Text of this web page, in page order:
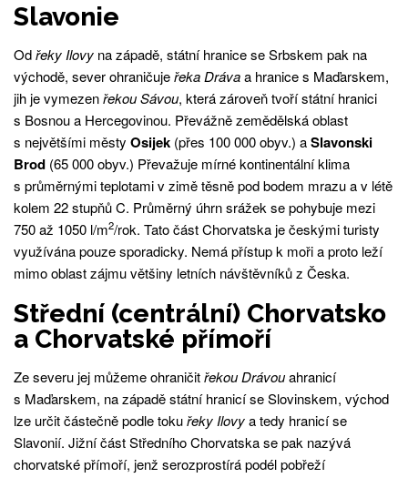
Slavonie
Odřeky Ilovy na západě, státní hranice se Srbskem pak na
východě, sever ohraničujeřeka Drávaa hranice s Maďarskem,
jih je vymezenřekou Sávou, která zároveň tvoří státní hranici
s Bosnou a Hercegovinou. Převážně zemědělská oblast
s největšími městy Osijek (přes 100 000 obyv.) aSlavonski
Brod (65 000 obyv.) Převažuje mírné kontinentální klima
s průměrnými teplotami v zimě těsně pod bodem mrazu a v létě
kolem 22 stupňů C. Průměrný úhrn srážek se pohybuje mezi
750 až 1050 l/m2/rok. Tato část Chorvatska je českými turisty
využívána pouze sporadicky. Nemá přístup k moři a proto leží
mimo oblast zájmu většiny letních návštěvníků z Česka.
Střední (centrální) Chorvatsko
a Chorvatské přímoří
Ze severu jej můžeme ohraničitřekou Drávouahranicí
s Maďarskem, na západě státní hranicí se Slovinskem, východ
lze určit částečně podle tokuřeky Ilovya tedy hranicí se
Slavonií. Jižní část Středního Chorvatska se pak nazývá
chorvatské přímoří, jenž serozprostírá podél pobřeží